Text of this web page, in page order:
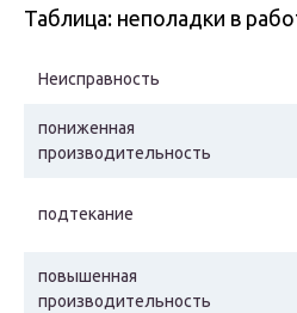
Таблица: неполадки в
Неисправность
пониженная
производительность
подтекание
повышенная
производительность